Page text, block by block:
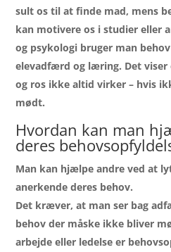
sult os til at finde mad, mens
kan motivere os i studier eller
og psykologi bruger man
elevadfærd og læring. Det viser
og ros ikke altid virker – hvis
mødt.
Hvordan kan man
deres
Man kan hjælpe andre ved at
anerkende deres behov.
Det kræver, at man ser bag
behov der måske ikke bliver
arbejde eller ledelse er